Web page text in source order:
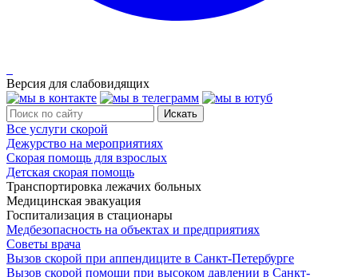
Версия для слабовидящих
Все услуги скорой
Дежурство на мероприятиях
Скорая помощь для взрослых
Детская скорая помощь
Транспортировка лежачих больных
Медицинская эвакуация
Госпитализация в стационары
Медбезопасность на объектах и предприятиях
Советы врача
Вызов скорой при аппендиците в Санкт-Петербурге
Вызов скорой помощи при высоком давлении в Санкт-